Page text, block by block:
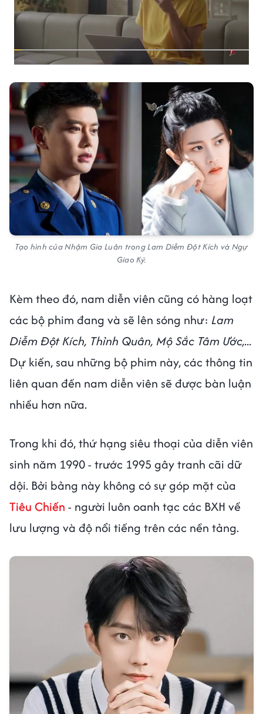
Tạo hình của Nhậm Gia Luân trong Lam Diễm Đột Kích và Ngự
Giao Ký.
Kèm theo đó, nam diễn viên cũng có hàng loạt
các bộ phim đang và sẽ lên sóng như: Lam
Diễm Đột Kích, Thỉnh Quân, Mộ Sắc Tâm Ước,...
Dự kiến, sau những bộ phim này, các thông tin
liên quan đến nam diễn viên sẽ được bàn luận
nhiều hơn nữa.
Trong khi đó, thứ hạng siêu thoại của diễn viên
sinh năm 1990 - trước 1995 gây tranh cãi dữ
dội. Bởi bảng này không có sự góp mặt của
Tiêu Chiến - người luôn oanh tạc các BXH về
lưu lượng và độ nổi tiếng trên các nền tảng.